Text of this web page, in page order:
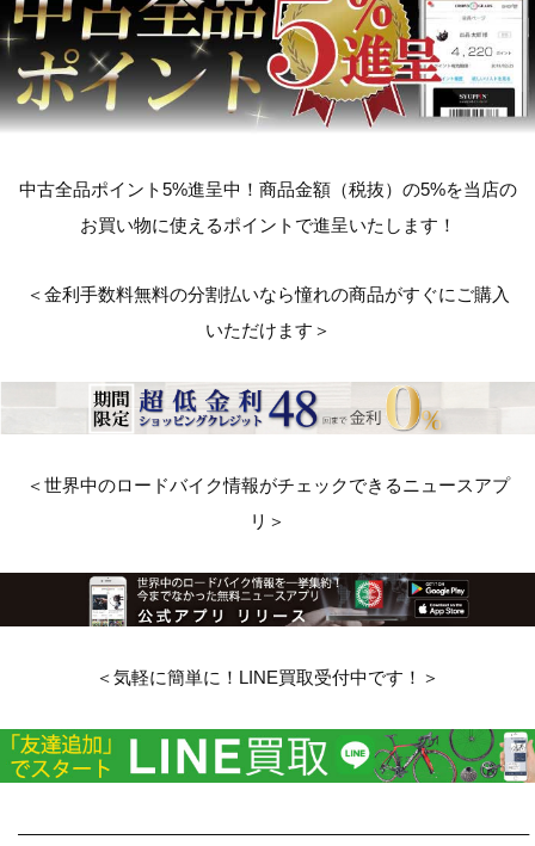
中古全品ポイント5%進呈中！商品金額（税抜）の5%を当店の
お買い物に使えるポイントで進呈いたします！
＜金利手数料無料の分割払いなら憧れの商品がすぐにご購入
いただけます＞
＜世界中のロードバイク情報がチェックできるニュースアプ
リ＞
＜気軽に簡単に！LINE買取受付中です！＞
————————————————————————————–